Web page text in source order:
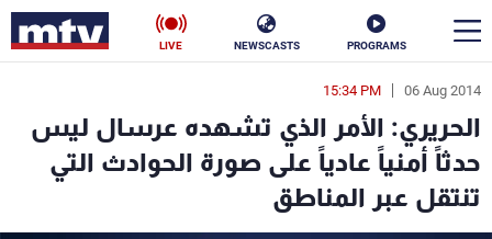
PROGRAMS
NEWSCASTS
LIVE
06 Aug 2014
15:34 PM
الحريري: الأمر الذي تشهده عرسال ليس
حدثاً أمنياً عادياً على صورة الحوادث التي
تنتقل عبر المناطق
en
الأخبار
سياسة